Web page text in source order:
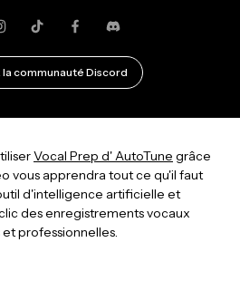
TikTokFacebook
Discorde
communauté Discord
Vocal Prep d' AutoTune grâce
vous apprendra tout ce qu'il faut
d'intelligence artificielle et
des enregistrements vocaux
professionnelles.